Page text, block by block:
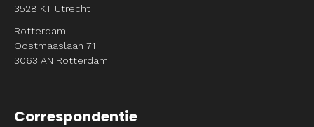
3528 KT Utrecht
Rotterdam
Oostmaaslaan 71
3063 AN Rotterdam
Correspondentie